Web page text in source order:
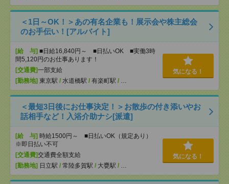
＜1日～OK！＞あの有名企業も！展示会や株主総会
のお手伝い！[アルバイト]
[給 与] ■日給16,840円～ ■日払いOK ■実働3時
間5,120円のお仕事あります！
[交通費]一部支給
[勤務地] 東京駅 / 水道橋駅 / 有楽町駅 / …
気になる！
＜最短3日後にお仕事決定！＞お散歩の付き添いやお
話相手など！入浴介助ナシ[派遣]
[給 与] 時給1500円～ ■日払いOK（規定あり）
※即日払い不可
[交通費]交通費全額支給
[勤務地] 日立駅 / 常陸多賀駅 / 大甕駅 / …
気になる！